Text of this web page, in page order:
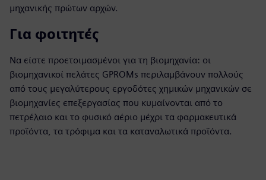
μηχανικής πρώτων αρχών.
Για φοιτητές
Να είστε προετοιμασμένοι για τη βιομηχανία: οι
βιομηχανικοί πελάτες GPROMs περιλαμβάνουν πολλούς
από τους μεγαλύτερους εργοδότες χημικών μηχανικών σε
βιομηχανίες επεξεργασίας που κυμαίνονται από το
πετρέλαιο και το φυσικό αέριο μέχρι τα φαρμακευτικά
προϊόντα, τα τρόφιμα και τα καταναλωτικά προϊόντα.